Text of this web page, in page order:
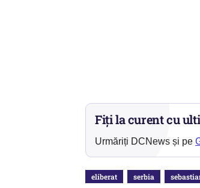
Fiți la curent cu
Urmăriți DCNews și pe
eliberat serbia